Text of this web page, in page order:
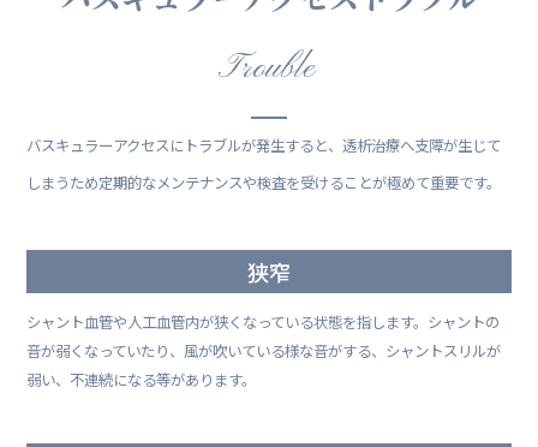
Trouble
バスキュラーアクセスにトラブルが発生すると、透析治療へ支障が生じて
しまうため定期的なメンテナンスや検査を受けることが極めて重要です。
狭窄
シャント血管や人工血管内が狭くなっている状態を指します。シャントの
音が弱くなっていたり、風が吹いている様な音がする、シャントスリルが
弱い、不連続になる等があります。